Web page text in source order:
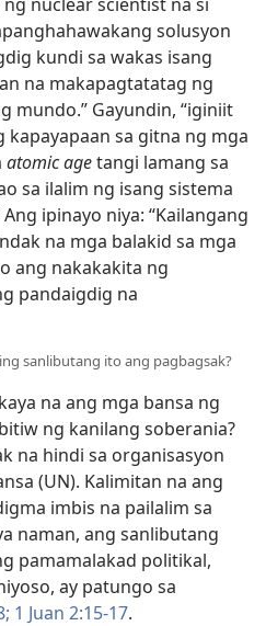
solusyon
kundi sa wakas isang
na makapagtatatag ng
mundo.” Gayundin, “iginiit
kapayapaan sa gitna ng mga
atomic agetangi lamang sa
sa ilalim ng isang sistema
ipinayo niya: “Kailangang
na mga balakid sa mga
ang nakakakita ng
pandaigdig na
sanlibutang ito ang pagbagsak?
na ang mga bansa ng
ng kanilang soberania?
na hindi sa organisasyon
(UN). Kalimitan na ang
imbis na pailalim sa
naman, ang sanlibutang
pamamalakad politikal,
ay patungo sa
1 Juan 2:15-17.